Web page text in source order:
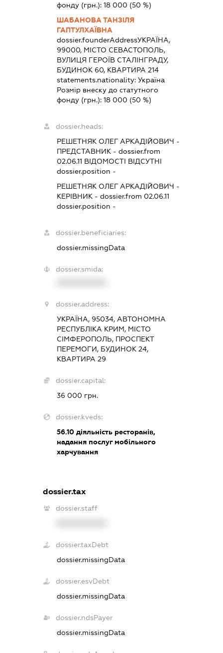
фонду (грн.): 18 000 (50 %)
ШАБАНОВА ТАНЗІЛЯ
ГАПТУЛХАЇВНА
dossier.founderAddressУКРАЇНА,
99000, МІСТО СЕВАСТОПОЛЬ,
ВУЛИЦЯ ГЕРОЇВ СТАЛІНГРАДУ,
БУДИНОК 60, КВАРТИРА 214
statements.nationality: Україна
Розмір внеску до статутного
фонду (грн.): 18 000 (50 %)
dossier.heads:
РЕШЕТНЯК ОЛЕГ АРКАДІЙОВИЧ -
ПРЕДСТАВНИК - dossier.from
02.06.11 ВІДОМОСТІ ВІДСУТНІ
dossier.position -
РЕШЕТНЯК ОЛЕГ АРКАДІЙОВИЧ -
КЕРІВНИК - dossier.from 02.06.11
dossier.position -
dossier.beneficiaries:
dossier.missingData
dossier.smida:
dossier.address:
УКРАЇНА, 95034, АВТОНОМНА
РЕСПУБЛІКА КРИМ, МІСТО
СІМФЕРОПОЛЬ, ПРОСПЕКТ
ПЕРЕМОГИ, БУДИНОК 24,
КВАРТИРА 29
dossier.capital:
36 000 грн.
dossier.kveds:
56.10діяльність ресторанів,
надання послуг мобільного
харчування
dossier.tax
dossier.staff
dossier.taxDebt
dossier.missingData
dossier.esvDebt
dossier.missingData
dossier.ndsPayer
dossier.missingData